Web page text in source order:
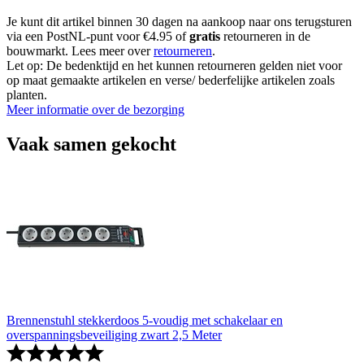
Je kunt dit artikel binnen 30 dagen na aankoop naar ons terugsturen
via een PostNL-punt voor €4.95 ofgratis retourneren in de
bouwmarkt. Lees meer overretourneren.
Let op: De bedenktijd en het kunnen retourneren gelden niet voor
op maat gemaakte artikelen en verse/ bederfelijke artikelen zoals
planten.
Meer informatie over de bezorging
Vaak samen gekocht
Brennenstuhl stekkerdoos 5-voudig met schakelaar en
overspanningsbeveiliging zwart 2,5 Meter